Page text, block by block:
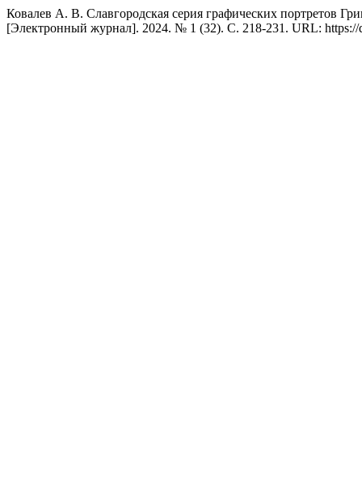
Ковалев А. В. Славгородская серия графических портретов
[Электронный журнал]. 2024. № 1 (32). С. 218-231. URL: